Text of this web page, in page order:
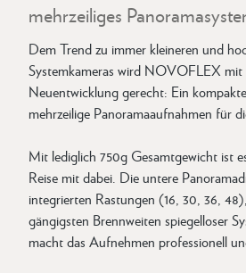
mehrzeiliges
Dem Trend zu immer kleineren und
Systemkameras wird NOVOFLEX mit
Neuentwicklung gerecht: Ein
mehrzeilige Panoramaaufnahmen für
Mit lediglich 750g Gesamtgewicht ist
Reise mit dabei. Die untere
integrierten Rastungen (16, 30, 36,
gängigsten Brennweiten spiegelloser
macht das Aufnehmen professionell